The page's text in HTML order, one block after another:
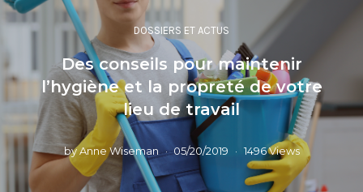
DOSSIERS ET ACTUS
Des conseils pour maintenir
l’hygiène et la propreté de votre
lieu de travail
byAnne Wiseman 05/20/2019 1496 Views